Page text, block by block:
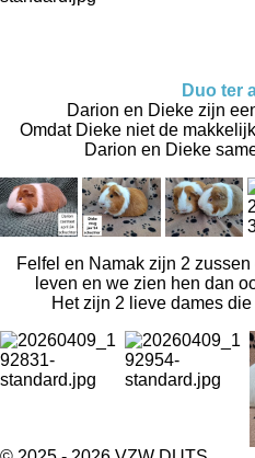
Duo ter
Darion en Dieke zijn
Omdat Dieke niet de
Darion en Dieke
Felfel en Namak zijn 2
leven en we zien hen dan
Het zijn 2 lieve dames